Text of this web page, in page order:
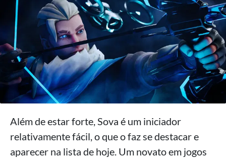
Além de estar forte, Sova é um iniciador
relativamente fácil, o que o faz se destacar e
aparecer na lista de hoje. Um novato em jogos